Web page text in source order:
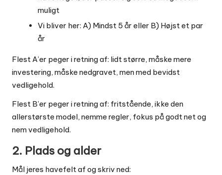
muligt
Vi bliver her: A) Mindst 5 år eller B) Højst et par
år
Flest A’er peger i retning af: lidt større, måske mere
investering, måske nedgravet, men med bevidst
vedligehold.
Flest B’er peger i retning af: fritstående, ikke den
allerstørste model, nemme regler, fokus på godt net og
nem vedligehold.
2. Plads og alder
Mål jeres havefelt af og skriv ned: